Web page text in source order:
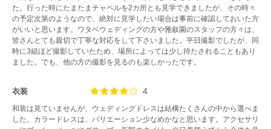
た。行った時にたまたまチャペルを2カ所とも見学できましたが、その時々
の予定次第のようなので、絶対に見学したい場合は事前に確認しておいた方
がいいと思います。ワタベウェディングの方や雅叙園のスタッフの方々は、
皆さんとても親切で丁寧な対応をして下さいました。平日撮影でしたが、同
時に3組ほど撮影していたため、場所によっては少し待たされることもあり
ました。でも、他の方の撮影を見るのも楽しかったです。
衣装 4
和装は見ていませんが、ウェディングドレスは結構たくさんの中から選べま
した。カラードレスは、バリエーション少なめかなと思います。アクセサリ